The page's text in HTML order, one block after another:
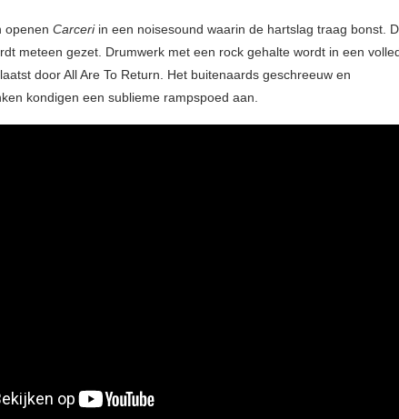
openen Carceri in een noisesound waarin de hartslag traag bonst.
meteen gezet. Drumwerk met een rock gehalte wordt in een
door All Are To Return. Het buitenaards geschreeuw en
kondigen een sublieme rampspoed aan.